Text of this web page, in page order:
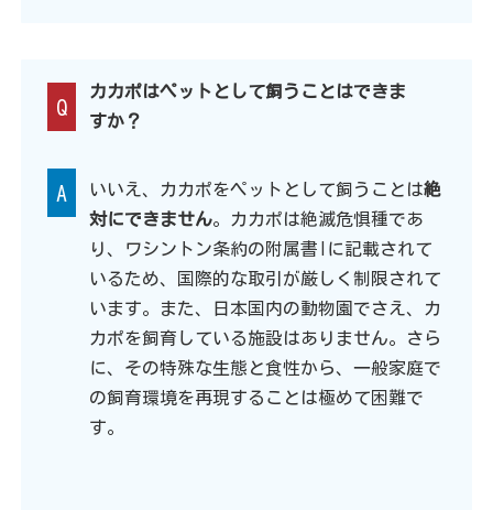
Q
カカポはペットとして飼うことはできま
すか？
A いいえ、カカポをペットとして飼うことは絶
対にできません。カカポは絶滅危惧種であ
り、ワシントン条約の附属書Iに記載されて
いるため、国際的な取引が厳しく制限されて
います。また、日本国内の動物園でさえ、カ
カポを飼育している施設はありません。さら
に、その特殊な生態と食性から、一般家庭で
の飼育環境を再現することは極めて困難で
す。